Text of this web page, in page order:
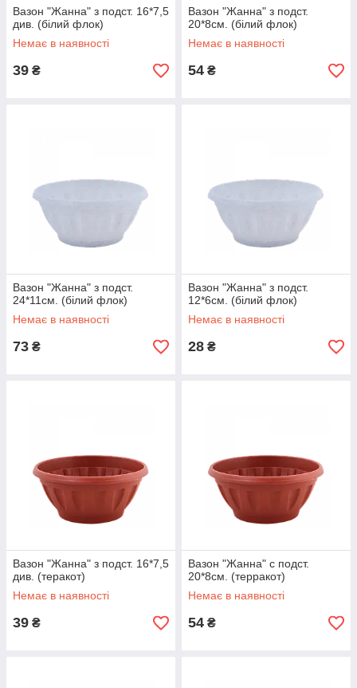
Вазон "Жанна" з подст. 16*7,5
див. (білий флок)
Немає в наявності
39 ₴
Вазон "Жанна" з подст.
20*8см. (білий флок)
Немає в наявності
54 ₴
Вазон "Жанна" з подст.
24*11см. (білий флок)
Немає в наявності
73 ₴
Вазон "Жанна" з подст.
12*6см. (білий флок)
Немає в наявності
28 ₴
Вазон "Жанна" з подст. 16*7,5
див. (теракот)
Немає в наявності
39 ₴
Вазон "Жанна" с подст.
20*8см. (терракот)
Немає в наявності
54 ₴